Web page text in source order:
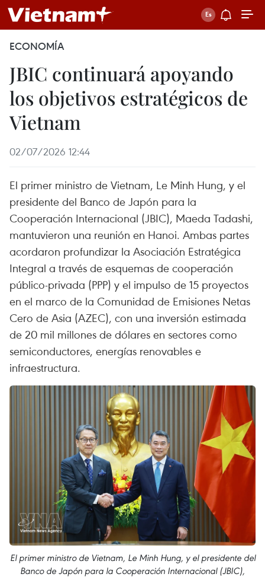
ECONOMÍA
JBIC continuará apoyando
los objetivos estratégicos de
Vietnam
02/07/2026 12:44
El primer ministro de Vietnam, Le Minh Hung, y el
presidente del Banco de Japón para la
Cooperación Internacional (JBIC), Maeda Tadashi,
mantuvieron una reunión en Hanoi. Ambas partes
acordaron profundizar la Asociación Estratégica
Integral a través de esquemas de cooperación
público-privada (PPP) y el impulso de 15 proyectos
en el marco de la Comunidad de Emisiones Netas
Cero de Asia (AZEC), con una inversión estimada
de 20 mil millones de dólares en sectores como
semiconductores, energías renovables e
infraestructura.
El primer ministro de Vietnam, Le Minh Hung, y el presidente del
Banco de Japón para la Cooperación Internacional (JBIC),